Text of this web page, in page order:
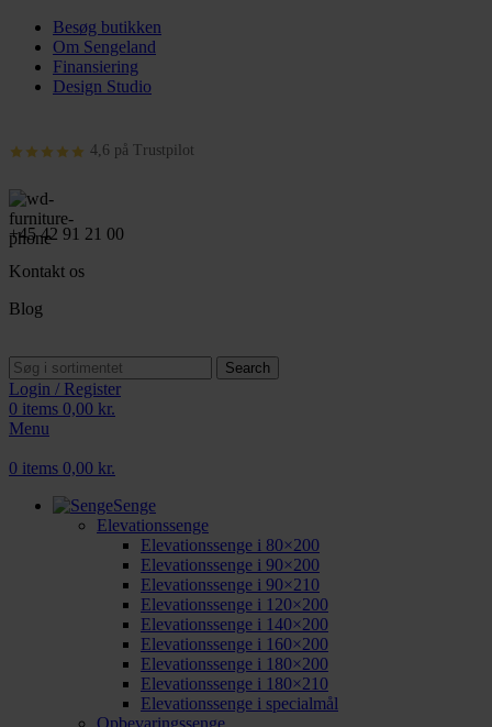
Besøg butikken
Om Sengeland
Finansiering
Design Studio
4,6 på Trustpilot
+45 42 91 21 00
Kontakt os
Blog
Search
Login / Register
0 items 0,00 kr.
Menu
0 items 0,00 kr.
Senge
Elevationssenge
Elevationssenge i 80×200
Elevationssenge i 90×200
Elevationssenge i 90×210
Elevationssenge i 120×200
Elevationssenge i 140×200
Elevationssenge i 160×200
Elevationssenge i 180×200
Elevationssenge i 180×210
Elevationssenge i specialmål
Opbevaringssenge